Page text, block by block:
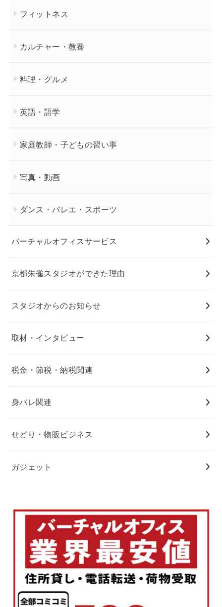
フィットネス
カルチャー・教養
料理・グルメ
英語・語学
家庭教師・子どもの習い事
写真・動画
ダンス・バレエ・スポーツ
バーチャルオフィスサービス
京都朱雀スタジオができた理由
スタジオからのお知らせ
取材・インタビュー
税金・節税・納税関連
身バレ関連
せどり・物販ビジネス
ガジェット